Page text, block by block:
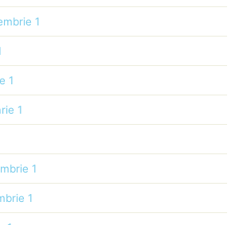
1
1
1
1
1